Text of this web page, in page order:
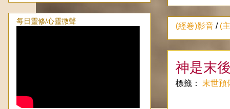
(經卷)影音 / (
神是末
標籤： 末世
每日靈修/心靈微聲